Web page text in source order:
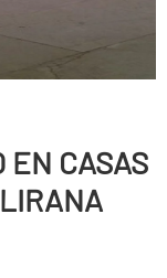
EN CASAS